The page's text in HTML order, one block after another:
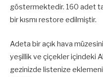
göstermektedir. 160 adet
bir kısmı restore edilmiştir.
Adeta bir açık hava
yeşillik ve çiçekler içindeki
gezinizde listenize